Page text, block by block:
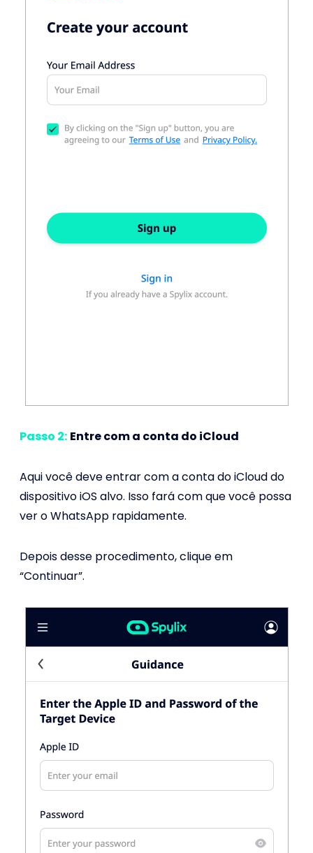
Passo 2: Entre com a conta do iCloud
Aqui você deve entrar com a conta do iCloud do
dispositivo iOS alvo. Isso fará com que você possa
ver o WhatsApp rapidamente.
Depois desse procedimento, clique em
“Continuar”.